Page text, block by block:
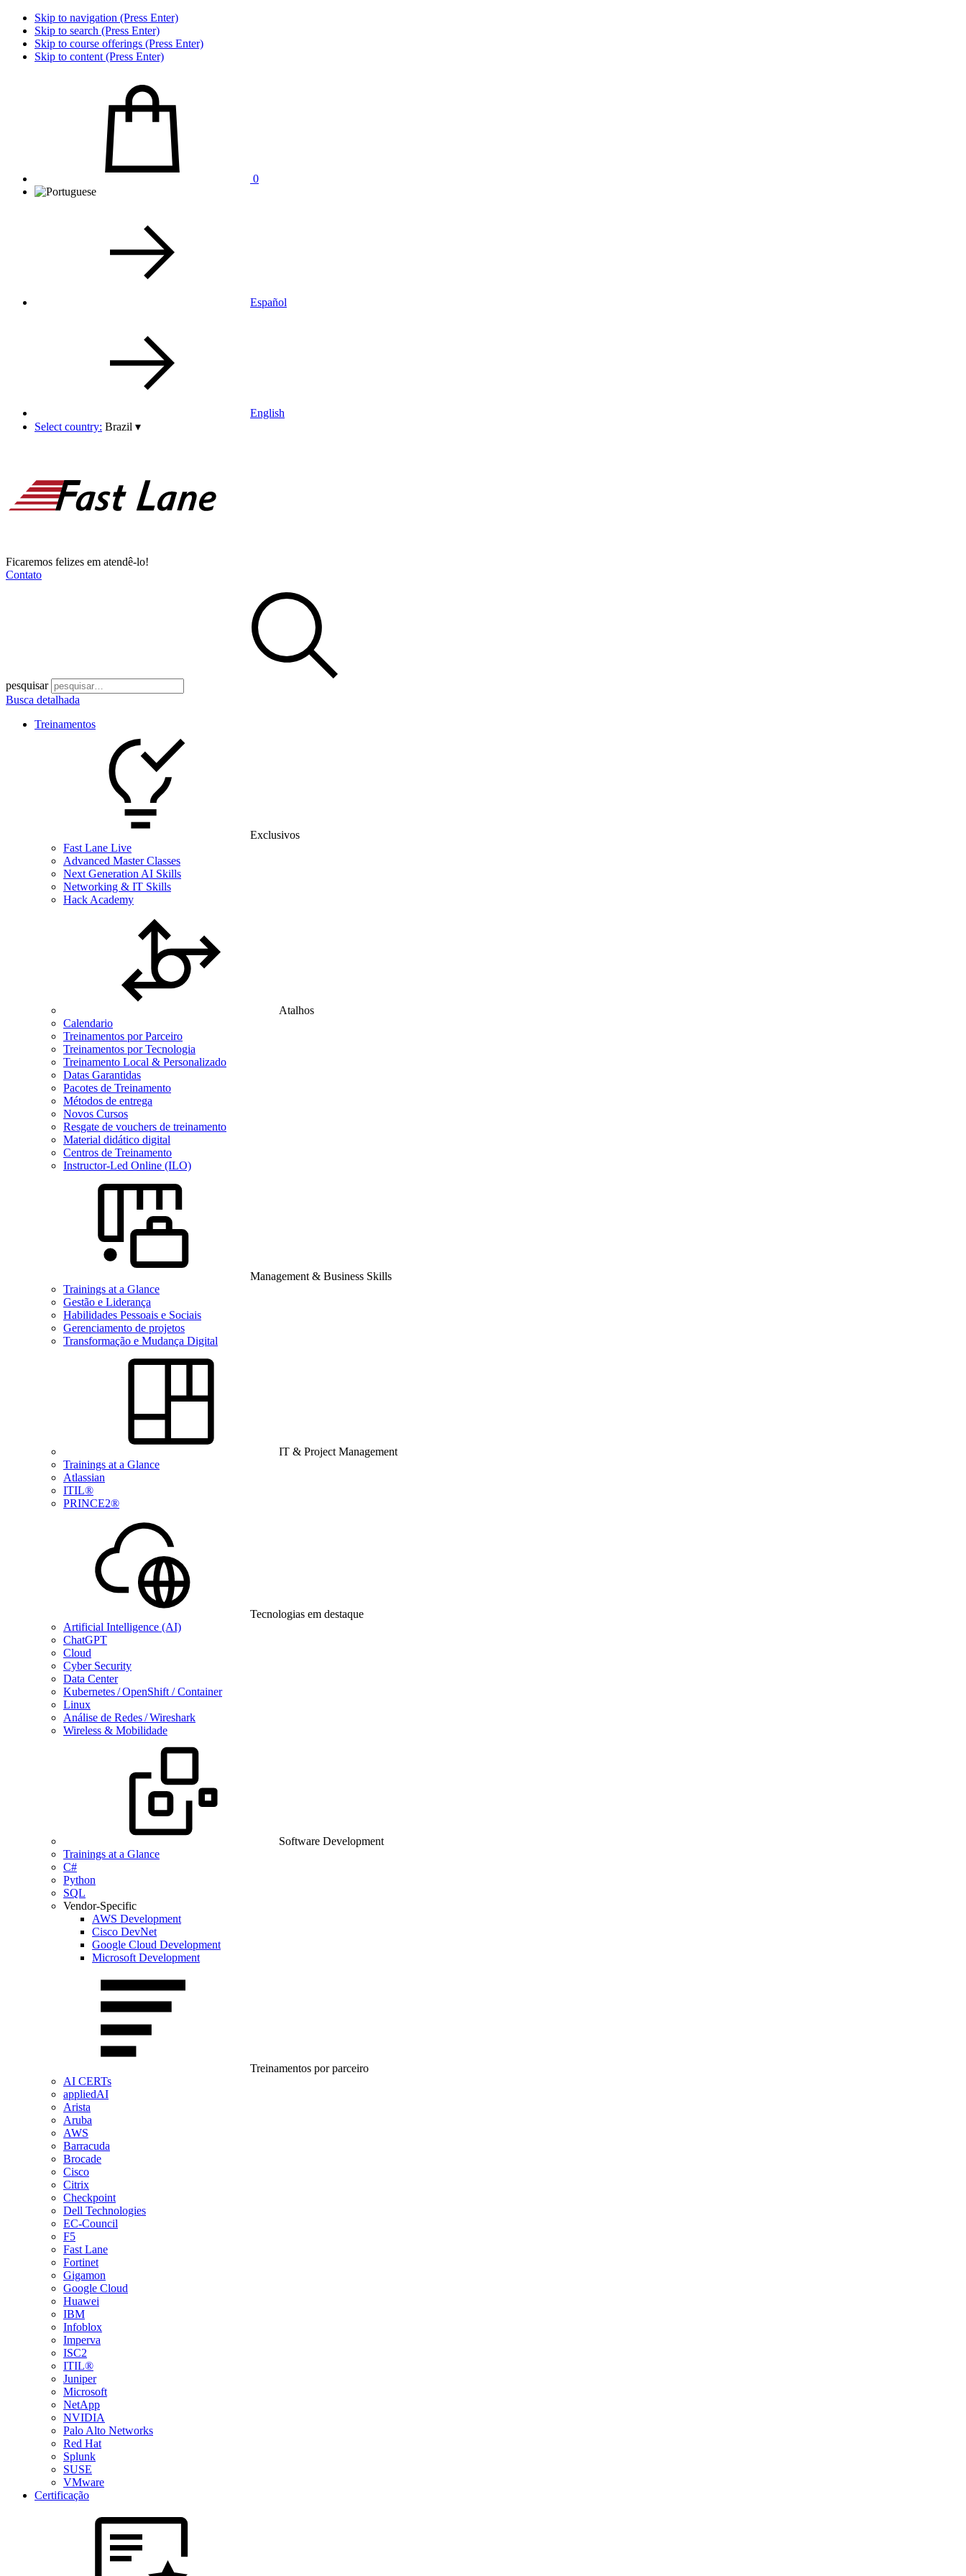
Skip to navigation (Press Enter)
Skip to search (Press Enter)
Skip to course offerings (Press Enter)
Skip to content (Press Enter)
0
Español
English
Select country: Brazil ▾
Ficaremos felizes em atendê-lo!
Contato
pesquisar
Busca detalhada
Treinamentos
Exclusivos
Fast Lane Live
Advanced Master Classes
Next Generation AI Skills
Networking & IT Skills
Hack Academy
Atalhos
Calendario
Treinamentos por Parceiro
Treinamentos por Tecnologia
Treinamento Local & Personalizado
Datas Garantidas
Pacotes de Treinamento
Métodos de entrega
Novos Cursos
Resgate de vouchers de treinamento
Material didático digital
Centros de Treinamento
Instructor-Led Online (ILO)
Management & Business Skills
Trainings at a Glance
Gestão e Liderança
Habilidades Pessoais e Sociais
Gerenciamento de projetos
Transformação e Mudança Digital
IT & Project Management
Trainings at a Glance
Atlassian
ITIL®
PRINCE2®
Tecnologias em destaque
Artificial Intelligence (AI)
ChatGPT
Cloud
Cyber Security
Data Center
Kubernetes / OpenShift / Container
Linux
Análise de Redes / Wireshark
Wireless & Mobilidade
Software Development
Trainings at a Glance
C#
Python
SQL
Vendor-Specific
AWS Development
Cisco DevNet
Google Cloud Development
Microsoft Development
Treinamentos por parceiro
AI CERTs
appliedAI
Arista
Aruba
AWS
Barracuda
Brocade
Cisco
Citrix
Checkpoint
Dell Technologies
EC-Council
F5
Fast Lane
Fortinet
Gigamon
Google Cloud
Huawei
IBM
Infoblox
Imperva
ISC2
ITIL®
Juniper
Microsoft
NetApp
NVIDIA
Palo Alto Networks
Red Hat
Splunk
SUSE
VMware
Certificação